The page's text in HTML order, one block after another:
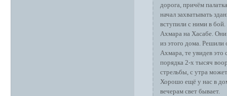
дорога, причём
начал захватывать
вступили с ними в бой.
Ахмара на Хасабе. Они
из этого дома. Решили
Ахмара, те увидев это
порядка 2-х тысяч
стрельбы, с утра
Хорошо ещё у нас в
вечерам свет бывает.